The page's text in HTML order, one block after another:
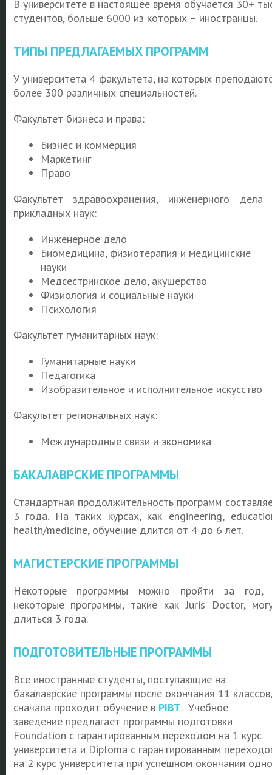
В университете в настоящее время обучается 30+
студентов, больше 6000 из которых – иностранцы.
ТИПЫ ПРЕДЛАГАЕМЫХ ПРОГРАММ
У университета 4 факультета, на которых
более 300 различных специальностей.
Факультет бизнеса и права:
Бизнес и коммерция
Маркетинг
Право
Факультет здравоохранения, инженерного дела
прикладных наук:
Инженерное дело
Биомедицина, физиотерапия и медицинские
науки
Медсестринское дело, акушерство
Физиология и социальные науки
Психология
Факультет гуманитарных наук:
Гуманитарные науки
Педагогика
Изобразительное и исполнительное искусство
Факультет региональных наук:
Международные связи и экономика
БАКАЛАВРСКИЕ ПРОГРАММЫ
Стандартная продолжительность программ
3 года. На таких курсах, как engineering,
health/medicine, обучение длится от 4 до 6 лет.
МАГИСТЕРСКИЕ ПРОГРАММЫ
Некоторые программы можно пройти за год,
некоторые программы, такие как Juris Doctor,
длиться 3 года.
ПОДГОТОВИТЕЛЬНЫЕ ПРОГРАММЫ
Все иностранные студенты, поступающие на
бакалаврские программы после окончания 11 классов,
сначала проходят обучение в PIBT. Учебное
заведение предлагает программы подготовки
Foundation с гарантированным переходом на 1 курс
университета и Diploma с гарантированным
на 2 курс университета при успешном окончании